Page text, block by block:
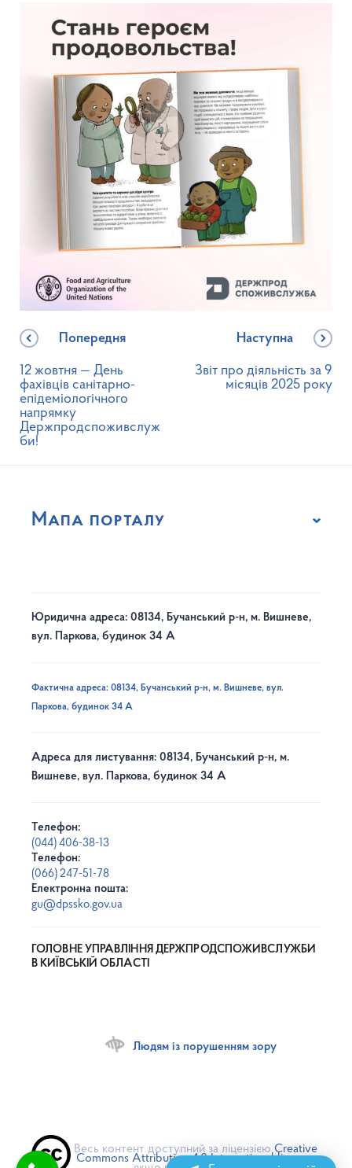
Попередня
12 жовтня — День
фахівців санітарно-
епідеміологічного
напрямку
Держпродспоживслуж
би!
Наступна
Звіт про діяльність за 9
місяців 2025 року
Мапа порталу
Юридична адреса: 08134, Бучанський р-н, м. Вишневе,
вул. Паркова, будинок 34 А
Фактична адреса: 08134, Бучанський р-н, м. Вишневе, вул.
Паркова, будинок 34 А
Адреса для листування: 08134, Бучанський р-н, м.
Вишневе, вул. Паркова, будинок 34 А
Телефон:
(044) 406-38-13
Телефон:
(066) 247-51-78
Електронна пошта:
gu@dpssko.gov.ua
ГОЛОВНЕ УПРАВЛІННЯ ДЕРЖПРОДСПОЖИВСЛУЖБИ
В КИЇВСЬКІЙ ОБЛАСТІ
Людям із порушенням зору
Весь контент доступний за ліцензієюCreative
Commons Attribution 4.0 International license,